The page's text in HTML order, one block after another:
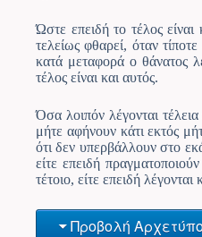
Ώστε επειδή το τέλος
τελείως φθαρεί, όταν
κατά μεταφορά ο θάνατος
τέλος είναι και αυτός.
Όσα λοιπόν λέγονται
μήτε αφήνουν κάτι εκτός
ότι δεν υπερβάλλουν στο
είτε επειδή
τέτοιο, είτε επειδή
Προβολή